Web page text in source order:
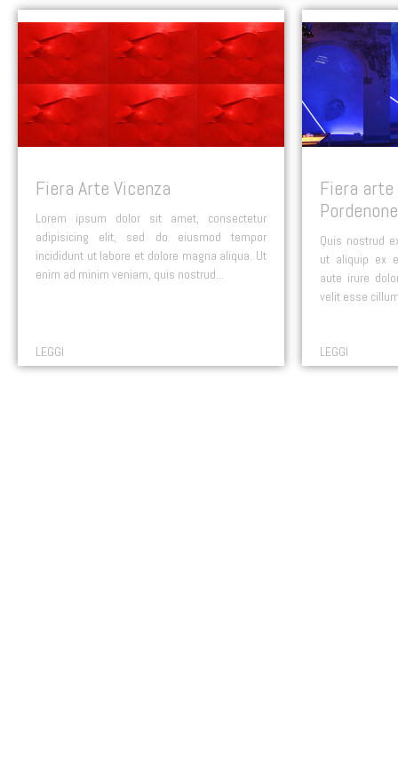
Fiera Arte Vicenza
Lorem ipsum dolor sit amet, consectetur
adipisicing elit, sed do eiusmod tempor
incididunt ut labore et dolore magna aliqua. Ut
enim ad minim veniam, quis nostrud...
LEGGI
Fiera
Pordenone
Quis nostrud
ut aliquip ex
aute irure
velit esse
LEGGI